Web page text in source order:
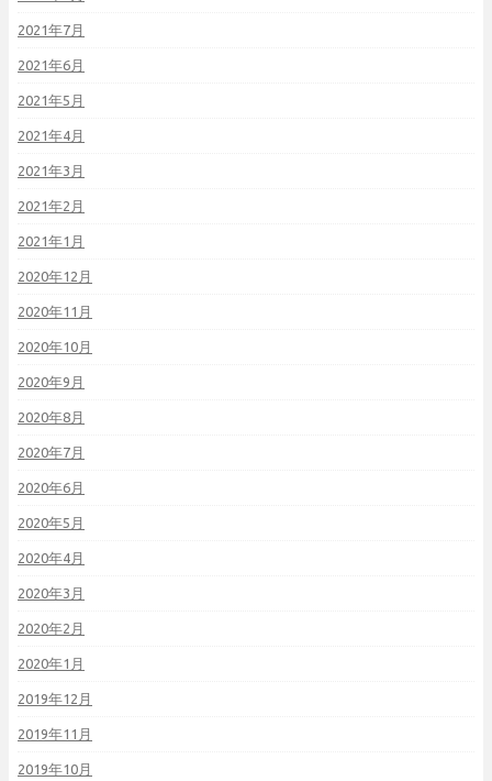
2021年7月
2021年6月
2021年5月
2021年4月
2021年3月
2021年2月
2021年1月
2020年12月
2020年11月
2020年10月
2020年9月
2020年8月
2020年7月
2020年6月
2020年5月
2020年4月
2020年3月
2020年2月
2020年1月
2019年12月
2019年11月
2019年10月